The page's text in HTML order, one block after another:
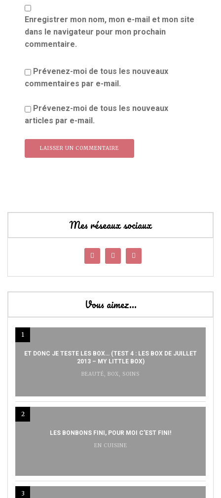
Enregistrer mon nom, mon e-mail et mon site
dans le navigateur pour mon prochain
commentaire.
Prévenez-moi de tous les nouveaux
commentaires par e-mail.
Prévenez-moi de tous les nouveaux
articles par e-mail.
Mes réseaux sociaux
Vous aimez…
1
ET DONC JE TESTE LES BOX… (TEST 4 : LES BOX DE JUILLET
2013 – MY LITTLE BOX)
BEAUTÉ, BOX, SOINS
2
LES BONBONS FINI, POUR MOI C’EST FINI!
EN CUISINE
3